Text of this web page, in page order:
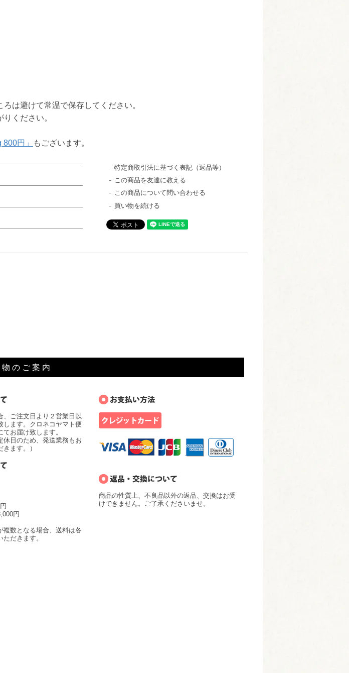
は避けて常温で保存してください。
ください。
円」 もございます。
特定商取引法に基づく表記（返品等）
この商品を友達に教える
この商品について問い合わせる
買い物を続ける
物 の ご 案 内
、ご注文日より２営業日以
します。クロネコヤマト便
てお届け致します。
休日のため、発送業務もお
ます。）
円
複数となる場合、送料は各
だきます。
商品の性質上、不良品以外の返品、交換はお受
けできません。ご了承くださいませ。